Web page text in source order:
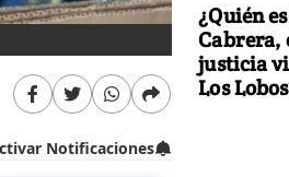
Notificaciones
¿Quién
Cabrera,
justicia
Los